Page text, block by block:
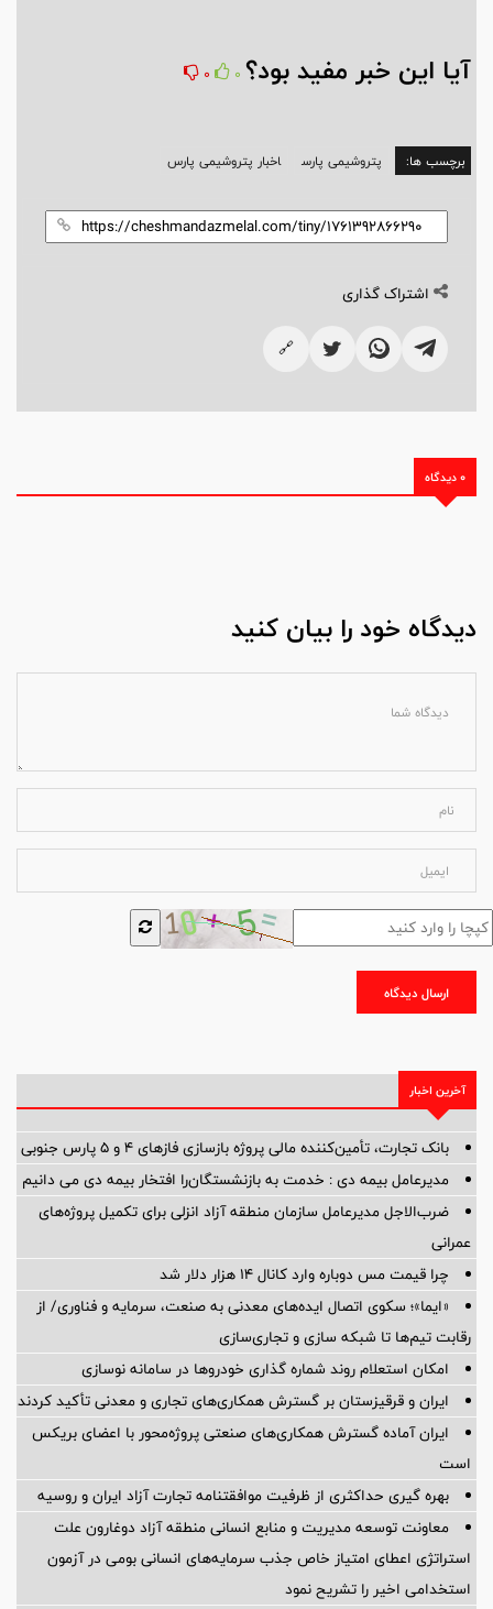
آیا این خبر مفید بود؟ 0
0
برچسب ها: پتروشیمی پارس اخبار پتروشیمی پارس
اشتراک گذاری
🔗
0 دیدگاه
دیدگاه خود را بیان کنید
ارسال دیدگاه
آخرین اخبار
بانک تجارت، تأمین‌کننده مالی پروژه بازسازی فازهای ۴ و ۵ پارس جنوبی
مدیرعامل بیمه دی : خدمت به بازنشستگان‌را افتخار بیمه دی می دانیم
ضرب‌الاجل مدیرعامل سازمان منطقه آزاد انزلی برای تكمیل پروژه‌های
عمرانی
چرا قیمت مس دوباره وارد کانال ۱۴ هزار دلار شد
«ایما»؛ سکوی اتصال ایده‌های معدنی به صنعت، سرمایه و فناوری/ از
رقابت تیم‌ها تا شبکه سازی و تجاری‌سازی
امکان استعلام روند شماره گذاری خودروها در سامانه نوسازی
ایران و قرقیزستان بر گسترش همکاری‌های تجاری و معدنی تأکید کردند
ایران آماده گسترش همکاری‌های صنعتی پروژه‌محور با اعضای بریکس
است
بهره گیری حداکثری از ظرفیت موافقتنامه تجارت آزاد ایران و روسیه
معاونت توسعه مدیریت و منابع انسانی منطقه آزاد دوغارون علت
استراتژی اعطای امتیاز خاص جذب سرمایه‌های انسانی بومی در آزمون
استخدامی اخیر را تشریح نمود